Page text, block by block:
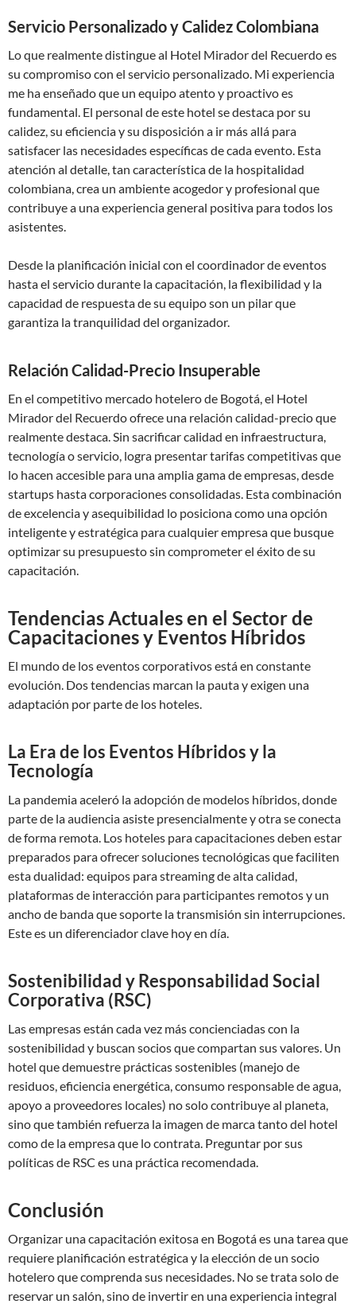
Servicio Personalizado y Calidez Colombiana
Lo que realmente distingue al Hotel Mirador del Recuerdo es
su compromiso con el servicio personalizado. Mi experiencia
me ha enseñado que un equipo atento y proactivo es
fundamental. El personal de este hotel se destaca por su
calidez, su eficiencia y su disposición a ir más allá para
satisfacer las necesidades específicas de cada evento. Esta
atención al detalle, tan característica de la hospitalidad
colombiana, crea un ambiente acogedor y profesional que
contribuye a una experiencia general positiva para todos los
asistentes.
Desde la planificación inicial con el coordinador de eventos
hasta el servicio durante la capacitación, la flexibilidad y la
capacidad de respuesta de su equipo son un pilar que
garantiza la tranquilidad del organizador.
Relación Calidad-Precio Insuperable
En el competitivo mercado hotelero de Bogotá, el Hotel
Mirador del Recuerdo ofrece una relación calidad-precio que
realmente destaca. Sin sacrificar calidad en infraestructura,
tecnología o servicio, logra presentar tarifas competitivas que
lo hacen accesible para una amplia gama de empresas, desde
startups hasta corporaciones consolidadas. Esta combinación
de excelencia y asequibilidad lo posiciona como una opción
inteligente y estratégica para cualquier empresa que busque
optimizar su presupuesto sin comprometer el éxito de su
capacitación.
Tendencias Actuales en el Sector de
Capacitaciones y Eventos Híbridos
El mundo de los eventos corporativos está en constante
evolución. Dos tendencias marcan la pauta y exigen una
adaptación por parte de los hoteles.
La Era de los Eventos Híbridos y la
Tecnología
La pandemia aceleró la adopción de modelos híbridos, donde
parte de la audiencia asiste presencialmente y otra se conecta
de forma remota. Los hoteles para capacitaciones deben estar
preparados para ofrecer soluciones tecnológicas que faciliten
esta dualidad: equipos para streaming de alta calidad,
plataformas de interacción para participantes remotos y un
ancho de banda que soporte la transmisión sin interrupciones.
Este es un diferenciador clave hoy en día.
Sostenibilidad y Responsabilidad Social
Corporativa (RSC)
Las empresas están cada vez más concienciadas con la
sostenibilidad y buscan socios que compartan sus valores. Un
hotel que demuestre prácticas sostenibles (manejo de
residuos, eficiencia energética, consumo responsable de agua,
apoyo a proveedores locales) no solo contribuye al planeta,
sino que también refuerza la imagen de marca tanto del hotel
como de la empresa que lo contrata. Preguntar por sus
políticas de RSC es una práctica recomendada.
Conclusión
Organizar una capacitación exitosa en Bogotá es una tarea que
requiere planificación estratégica y la elección de un socio
hotelero que comprenda sus necesidades. No se trata solo de
reservar un salón, sino de invertir en una experiencia integral